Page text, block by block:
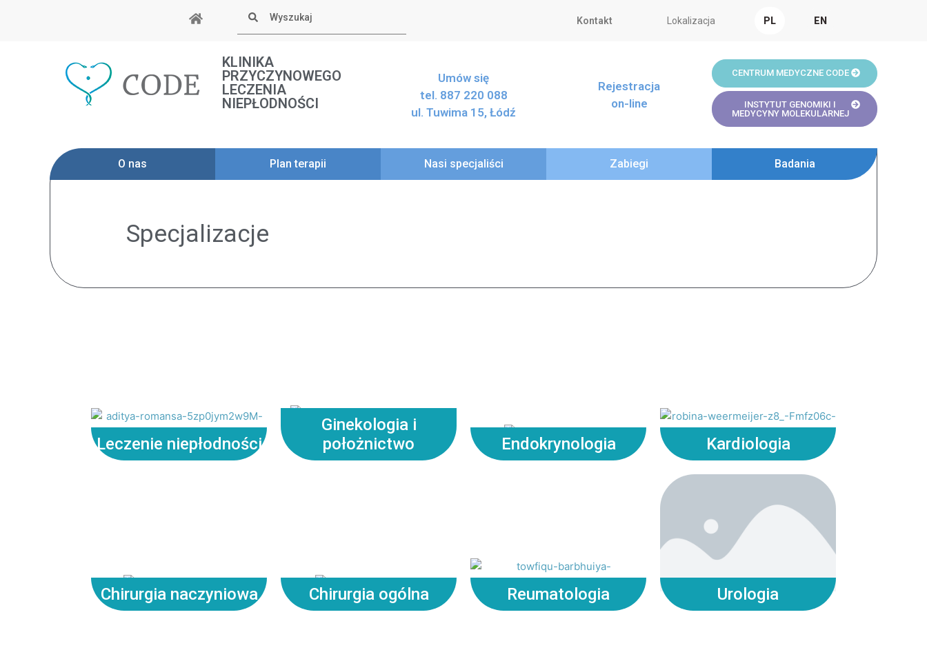
Kontakt Lokalizacja PL EN
KLINIKA
PRZYCZYNOWEGO
LECZENIA
NIEPŁODNOŚCI
Umów się
tel. 887 220 088
ul. Tuwima 15, Łódź
Rejestracja
on-line
CENTRUM MEDYCZNE CODE
INSTYTUT GENOMIKI I
MEDYCYNY MOLEKULARNEJ
O nas Plan terapii Nasi specjaliści Zabiegi Badania
Specjalizacje
Leczenie niepłodności
Ginekologia i
położnictwo
Endokrynologia Kardiologia
Chirurgia naczyniowa Chirurgia ogólna Reumatologia Urologia